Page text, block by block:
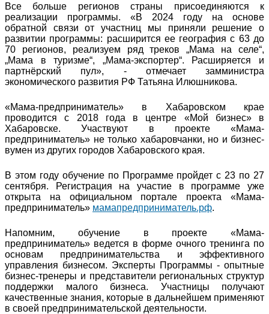
Все больше регионов страны присоединяются к
реализации программы. «В 2024 году на основе
обратной связи от участниц мы приняли решение о
развитии программы: расширится ее география с 63 до
70 регионов, реализуем ряд треков „Мама на селе“,
„Мама в туризме“, „Мама-экспортер“. Расширяется и
партнёрский пул», - отмечает замминистра
экономического развития РФ Татьяна Илюшникова.
«Мама-предприниматель» в Хабаровском крае
проводится с 2018 года в центре «Мой бизнес» в
Хабаровске. Участвуют в проекте «Мама-
предприниматель» не только хабаровчанки, но и бизнес-
вумен из других городов Хабаровского края.
В этом году обучение по Программе пройдет с 23 по 27
сентября. Регистрация на участие в программе уже
открыта на официальном портале проекта «Мама-
предприниматель» мамапредприниматель.рф.
Напомним, обучение в проекте «Мама-
предприниматель» ведется в форме очного тренинга по
основам предпринимательства и эффективного
управления бизнесом. Эксперты Программы - опытные
бизнес-тренеры и представители региональных структур
поддержки малого бизнеса. Участницы получают
качественные знания, которые в дальнейшем применяют
в своей предпринимательской деятельности.